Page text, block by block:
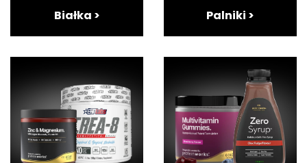
Białka > Palniki >